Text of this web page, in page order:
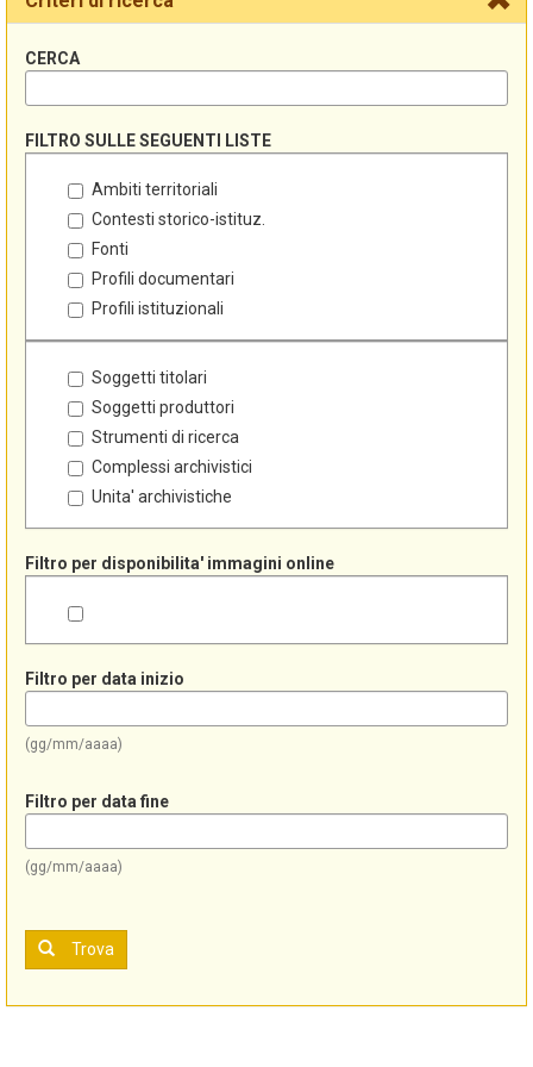
CERCA
FILTRO SULLE SEGUENTI LISTE
Ambiti territoriali
Contesti storico-istituz.
Fonti
Profili documentari
Profili istituzionali
Soggetti titolari
Soggetti produttori
Strumenti di ricerca
Complessi archivistici
Unita' archivistiche
Filtro per disponibilita' immagini online
Filtro per data inizio
(gg/mm/aaaa)
Filtro per data fine
(gg/mm/aaaa)
Trova